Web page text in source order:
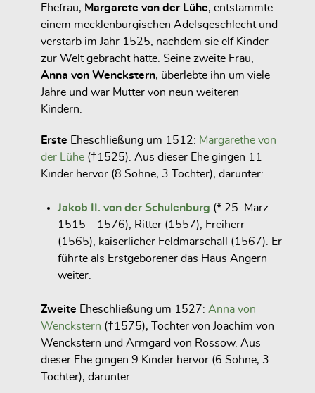
Ehefrau, Margarete von der Lühe, entstammte
einem mecklenburgischen Adelsgeschlecht und
verstarb im Jahr 1525, nachdem sie elf Kinder
zur Welt gebracht hatte. Seine zweite Frau,
Anna von Wenckstern, überlebte ihn um viele
Jahre und war Mutter von neun weiteren
Kindern.
Erste Eheschließung um 1512: Margarethe von
der Lühe (†1525). Aus dieser Ehe gingen 11
Kinder hervor (8 Söhne, 3 Töchter), darunter:
Jakob II. von der Schulenburg (* 25. März
1515 – 1576), Ritter (1557), Freiherr
(1565), kaiserlicher Feldmarschall (1567). Er
führte als Erstgeborener das Haus Angern
weiter.
Zweite Eheschließung um 1527: Anna von
Wenckstern (†1575), Tochter von Joachim von
Wenckstern und Armgard von Rossow. Aus
dieser Ehe gingen 9 Kinder hervor (6 Söhne, 3
Töchter), darunter: